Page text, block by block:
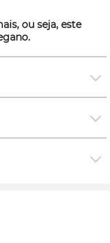
ou seja, este